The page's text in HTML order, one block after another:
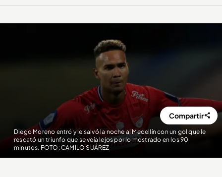
Diego Moreno entró y le salvó la noche al Medellín con un gol que le
rescató un triunfo que se veía lejos por lo mostrado en los 90
minutos. FOTO: CAMILO SUÁREZ
Compartir